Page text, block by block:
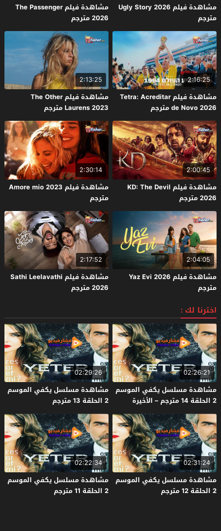
مشاهدة فيلم Ugly Story 2026
مترجم
مشاهدة فيلم The Passenger
2026 مترجم
2:16:25
مشاهدة فيلم Tetra: Acreditar
de Novo 2026 مترجم
2:13:25
مشاهدة فيلم The Other
Laurens 2023 مترجم
2:00:45
مشاهدة فيلم KD: The Devil
2026 مترجم
2:30:14
مشاهدة فيلم Amore mio 2023
مترجم
2:04:05
مشاهدة فيلم Yaz Evi 2026
مترجم
2:17:52
مشاهدة فيلم Sathi Leelavathi
2026 مترجم
اخترنا لك :
02:26:21
مشاهدة مسلسل يكفي الموسم
2 الحلقة 14 مترجم – الأخيرة
02:29:26
مشاهدة مسلسل يكفي الموسم
2 الحلقة 13 مترجم
02:31:24
مشاهدة مسلسل يكفي الموسم
2 الحلقة 12 مترجم
02:22:34
مشاهدة مسلسل يكفي الموسم
2 الحلقة 11 مترجم